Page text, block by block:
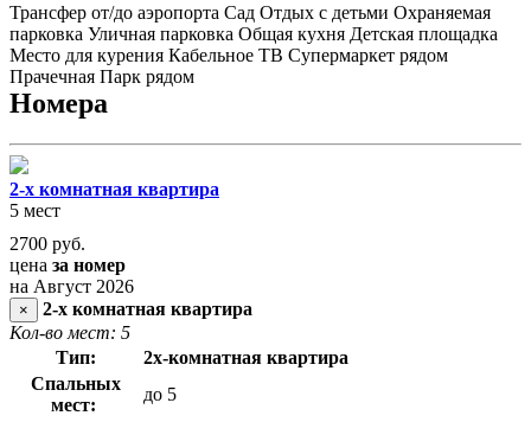
Трансфер от/до аэропорта Сад Отдых с детьми Охраняемая
парковка Уличная парковка Общая кухня Детская площадка
Место для курения Кабельное ТВ Супермаркет рядом
Прачечная Парк рядом
Номера
2-х комнатная квартира
5 мест
2700 руб.
цена за номер
на Август 2026
×
2-х комнатная квартира
Кол-во мест: 5
Тип:
2х-комнатная квартира
Спальных
мест:
до 5